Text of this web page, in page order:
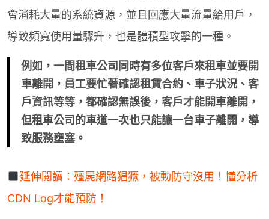
會消耗大量的系統資源，並且回應大量流量給用戶，
導致頻寬使用量驟升，也是體積型攻擊的一種。
例如，一間租車公司同時有多位客戶來租車並要開
車離開，員工要忙著確認租賃合約、車子狀況、客
戶資訊等等，都確認無誤後，客戶才能開車離開，
但租車公司的車道一次也只能讓一台車子離開，導
致服務壅塞。
延伸閱讀：殭屍網路猖獗，被動防守沒用！懂分析
CDN Log才能預防！